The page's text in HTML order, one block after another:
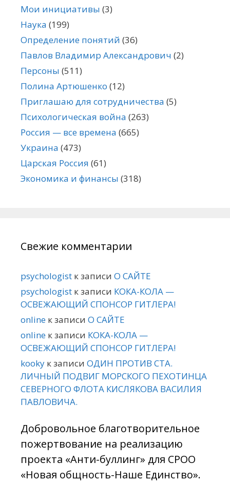
Мои инициативы (3)
Наука (199)
Определение понятий (36)
Павлов Владимир Александрович (2)
Персоны (511)
Полина Артюшенко (12)
Приглашаю для сотрудничества (5)
Психологическая война (263)
Россия — все времена (665)
Украина (473)
Царская Россия (61)
Экономика и финансы (318)
Свежие комментарии
psychologist к записи О САЙТЕ
psychologist к записи КОКА-КОЛА —
ОСВЕЖАЮЩИЙ СПОНСОР ГИТЛЕРА!
online к записи О САЙТЕ
online к записи КОКА-КОЛА —
ОСВЕЖАЮЩИЙ СПОНСОР ГИТЛЕРА!
kooky к записи ОДИН ПРОТИВ СТА.
ЛИЧНЫЙ ПОДВИГ МОРСКОГО ПЕХОТИНЦА
СЕВЕРНОГО ФЛОТА КИСЛЯКОВА ВАСИЛИЯ
ПАВЛОВИЧА.
Добровольное благотворительное
пожертвование на реализацию
проекта «Анти-буллинг» для СРОО
«Новая общность-Наше Единство».